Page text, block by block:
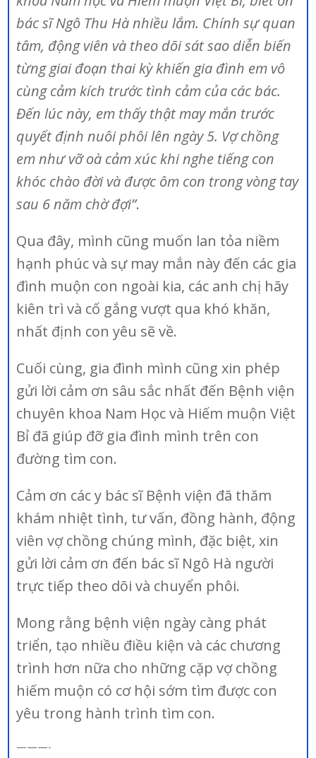
bác sĩ Ngô Thu Hà nhiều lắm. Chính sự quan
tâm, động viên và theo dõi sát sao diễn biến
từng giai đoạn thai kỳ khiến gia đình em vô
cùng cảm kích trước tình cảm của các bác.
Đến lúc này, em thấy thật may mắn trước
quyết định nuôi phôi lên ngày 5. Vợ chồng
em như vỡ oà cảm xúc khi nghe tiếng con
khóc chào đời và được ôm con trong vòng tay
sau 6 năm chờ đợi”.
Qua đây, mình cũng muốn lan tỏa niềm
hạnh phúc và sự may mắn này đến các gia
đình muộn con ngoài kia, các anh chị hãy
kiên trì và cố gắng vượt qua khó khăn,
nhất định con yêu sẽ về.
Cuối cùng, gia đình mình cũng xin phép
gửi lời cảm ơn sâu sắc nhất đến Bệnh viện
chuyên khoa Nam Học và Hiếm muộn Việt
Bỉ đã giúp đỡ gia đình mình trên con
đường tìm con.
Cảm ơn các y bác sĩ Bệnh viện đã thăm
khám nhiệt tình, tư vấn, đồng hành, động
viên vợ chồng chúng mình, đặc biệt, xin
gửi lời cảm ơn đến bác sĩ Ngô Hà người
trực tiếp theo dõi và chuyển phôi.
Mong rằng bệnh viện ngày càng phát
triển, tạo nhiều điều kiện và các chương
trình hơn nữa cho những cặp vợ chồng
hiếm muộn có cơ hội sớm tìm được con
yêu trong hành trình tìm con.
———-